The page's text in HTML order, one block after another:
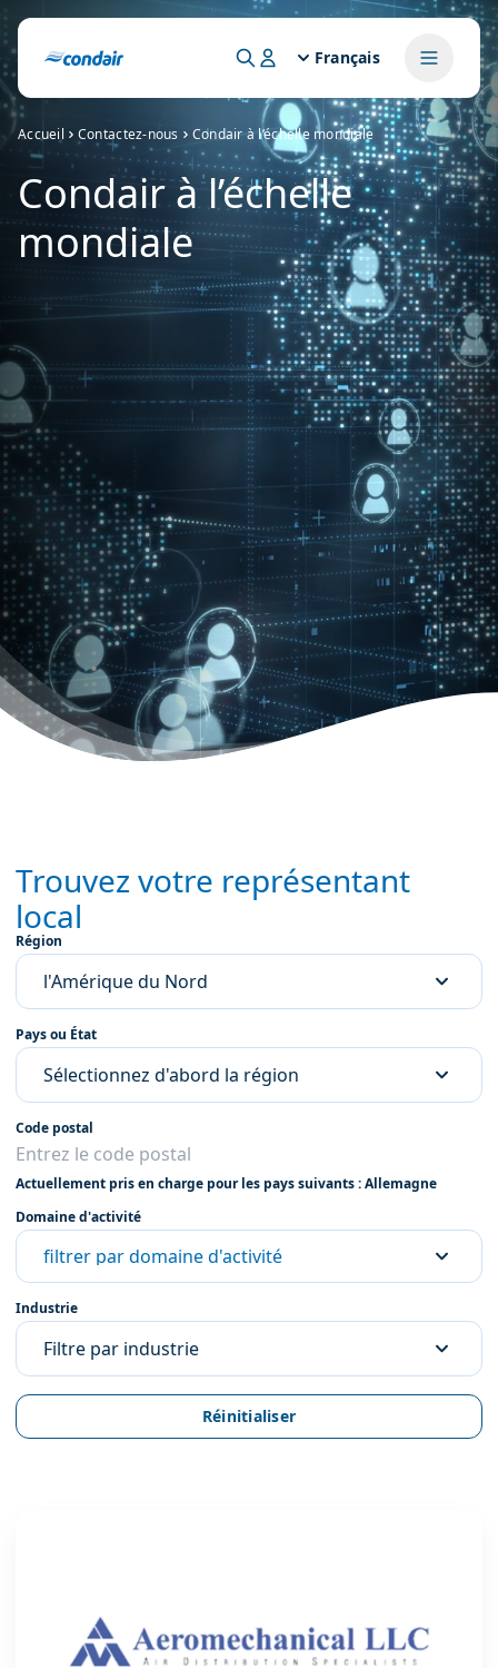
Français
Accueil Contactez-nous Condair à l’échelle mondiale
Condair à l’échelle
mondiale
Trouvez votre représentant
local
Région
l'Amérique du Nord
Pays ou État
Sélectionnez d'abord la région
Code postal
Actuellement pris en charge pour les pays suivants : Allemagne
Domaine d'activité
filtrer par domaine d'activité
Industrie
Filtre par industrie
Réinitialiser